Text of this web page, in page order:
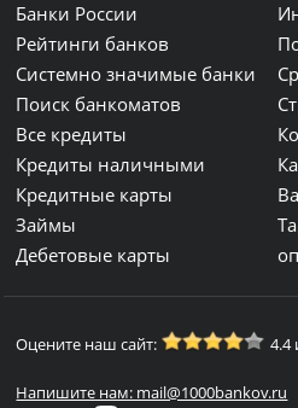
Банки России
Рейтинги банков
Системно значимые банки
Поиск банкоматов
Все кредиты
Кредиты наличными
Кредитные карты
Займы
Дебетовые карты
Оцените наш сайт: 4.4
Напишите нам: mail@1000bankov.ru